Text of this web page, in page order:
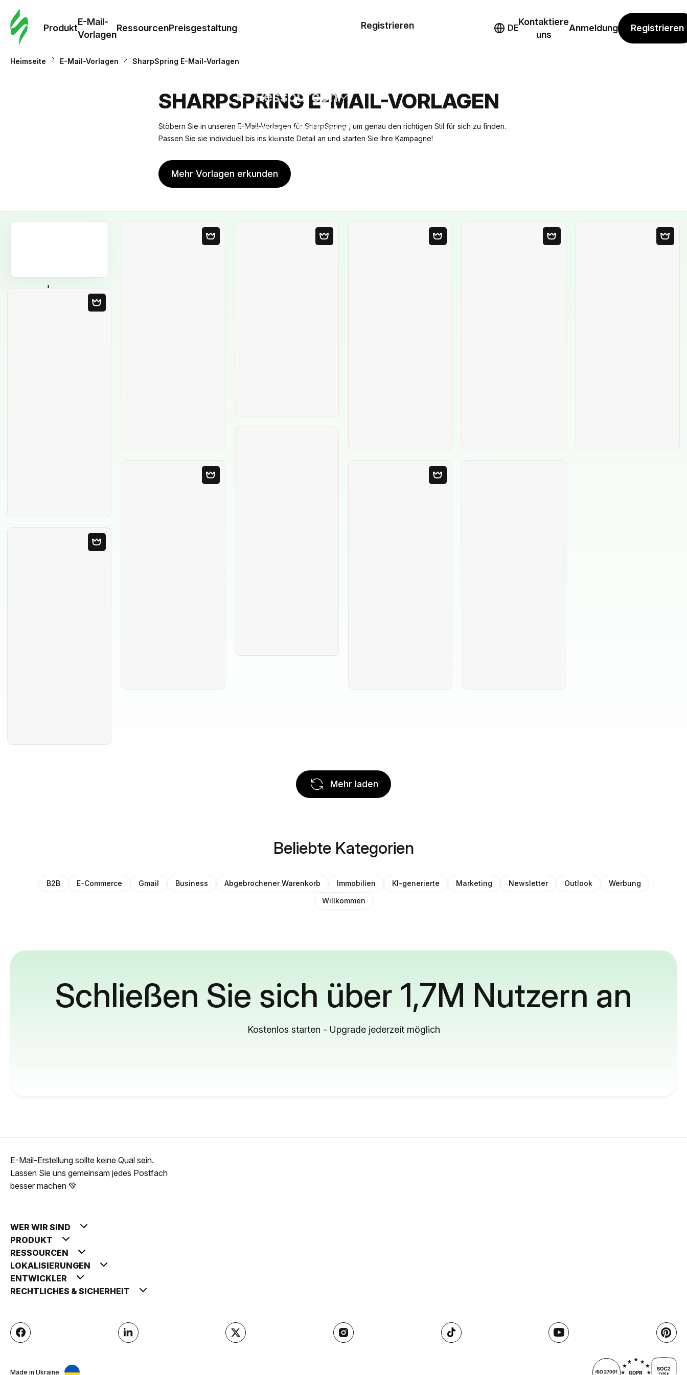
Produkt
E-Mail-
Vorlagen
RessourcenPreisgestaltung
Vorlagen
Ressourcen
Preisgestaltung
Registrieren DE
Kontaktiere
uns
Anmeldung Registrieren
Heimseite E-Mail-Vorlagen SharpSpring E-Mail-Vorlagen
SHARPSPRING E-MAIL-VORLAGEN
Stöbern Sie in unseren E-Mail-Vorlagen für SharpSpring , um genau den richtigen Stil für sich zu finden.
Passen Sie sie individuell bis ins kleinste Detail an und starten Sie Ihre Kampagne!
Mehr Vorlagen erkunden
Mehr laden
Beliebte Kategorien
B2B E-Commerce Gmail Business Abgebrochener Warenkorb Immobilien KI-generierte Marketing Newsletter Outlook
Werbung
Willkommen
Schließen Sie sich über 1,7M Nutzern an
Kostenlos starten - Upgrade jederzeit möglich
E-Mail-Erstellung sollte keine Qual sein.
Lassen Sie uns gemeinsam jedes Postfach
besser machen 💚
WER WIR SIND
PRODUKT
RESSOURCEN
LOKALISIERUNGEN
ENTWICKLER
RECHTLICHES & SICHERHEIT
Made in Ukraine